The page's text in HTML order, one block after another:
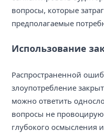
вопросы, которые
предполагаемые
Использование
Распространенной
злоупотребление
можно ответить
вопросы не
глубокого осмысления